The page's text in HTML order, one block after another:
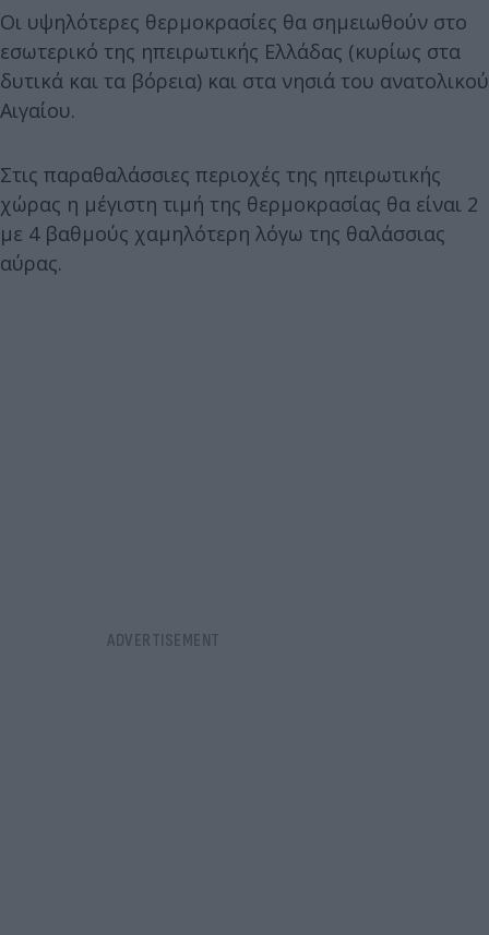
Οι υψηλότερες θερμοκρασίες θα σημειωθούν στο
εσωτερικό της ηπειρωτικής Ελλάδας (κυρίως στα
δυτικά και τα βόρεια) και στα νησιά του ανατολικού
Αιγαίου.
Στις παραθαλάσσιες περιοχές της ηπειρωτικής
χώρας η μέγιστη τιμή της θερμοκρασίας θα είναι 2
με 4 βαθμούς χαμηλότερη λόγω της θαλάσσιας
αύρας.